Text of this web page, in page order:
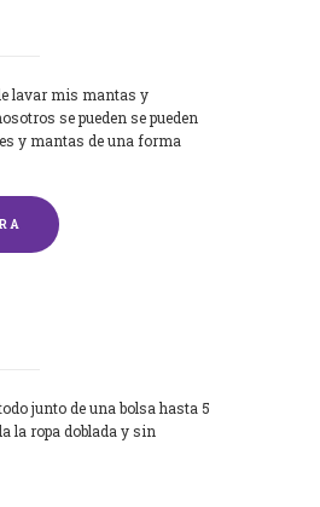
lavar mis mantas y
se pueden se pueden
y mantas de una forma
junto de una bolsa hasta 5
la ropa doblada y sin